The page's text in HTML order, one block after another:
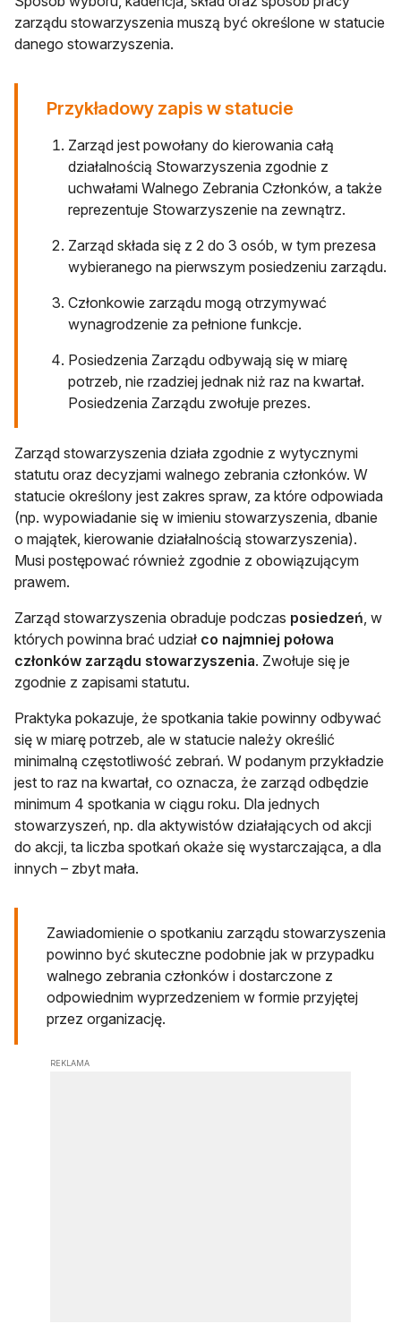
zarządu stowarzyszenia muszą być określone w statucie
danego stowarzyszenia.
Przykładowy zapis w statucie
Zarząd jest powołany do kierowania całą
działalnością Stowarzyszenia zgodnie z
uchwałami Walnego Zebrania Członków, a także
reprezentuje Stowarzyszenie na zewnątrz.
Zarząd składa się z 2 do 3 osób, w tym prezesa
wybieranego na pierwszym posiedzeniu zarządu.
Członkowie zarządu mogą otrzymywać
wynagrodzenie za pełnione funkcje.
Posiedzenia Zarządu odbywają się w miarę
potrzeb, nie rzadziej jednak niż raz na kwartał.
Posiedzenia Zarządu zwołuje prezes.
Zarząd stowarzyszenia działa zgodnie z wytycznymi
statutu oraz decyzjami walnego zebrania członków. W
statucie określony jest zakres spraw, za które odpowiada
(np. wypowiadanie się w imieniu stowarzyszenia, dbanie
o majątek, kierowanie działalnością stowarzyszenia).
Musi postępować również zgodnie z obowiązującym
prawem.
Zarząd stowarzyszenia obraduje podczas posiedzeń, w
których powinna brać udział co najmniej połowa
członków zarządu stowarzyszenia. Zwołuje się je
zgodnie z zapisami statutu.
Praktyka pokazuje, że spotkania takie powinny odbywać
się w miarę potrzeb, ale w statucie należy określić
minimalną częstotliwość zebrań. W podanym przykładzie
jest to raz na kwartał, co oznacza, że zarząd odbędzie
minimum 4 spotkania w ciągu roku. Dla jednych
stowarzyszeń, np. dla aktywistów działających od akcji
do akcji, ta liczba spotkań okaże się wystarczająca, a dla
innych – zbyt mała.
Zawiadomienie o spotkaniu zarządu stowarzyszenia
powinno być skuteczne podobnie jak w przypadku
walnego zebrania członków i dostarczone z
odpowiednim wyprzedzeniem w formie przyjętej
przez organizację.
REKLAMA